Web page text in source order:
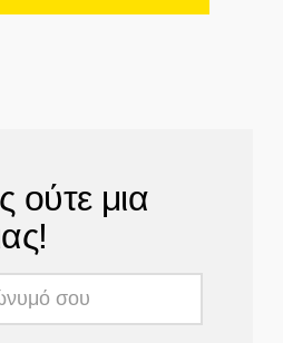
ούτε μια